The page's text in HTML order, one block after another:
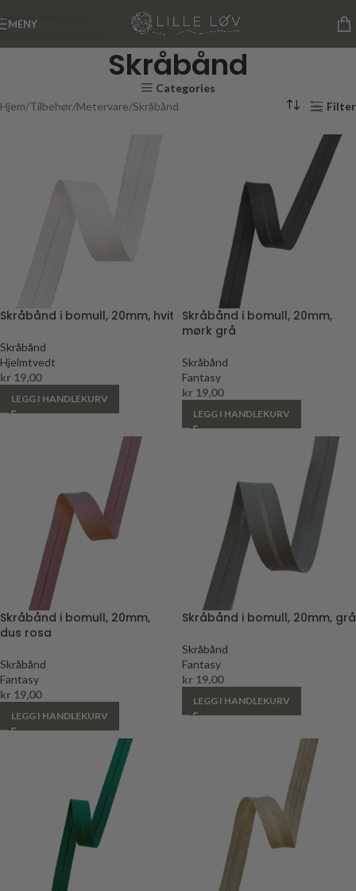
Skip to navigation
Skip to main content
MENY
Skråbånd
Categories
Hjem Tilbehør Metervare Skråbånd Filter
Skråbånd i bomull, 20mm, hvit
Skråbånd
Hjelmtvedt
kr 19,00
LEGG I HANDLEKURV
Skråbånd i bomull, 20mm,
mørk grå
Skråbånd
Fantasy
kr 19,00
LEGG I HANDLEKURV
Skråbånd i bomull, 20mm,
dus rosa
Skråbånd
Fantasy
kr 19,00
LEGG I HANDLEKURV
Skråbånd i bomull, 20mm, grå
Skråbånd
Fantasy
kr 19,00
LEGG I HANDLEKURV